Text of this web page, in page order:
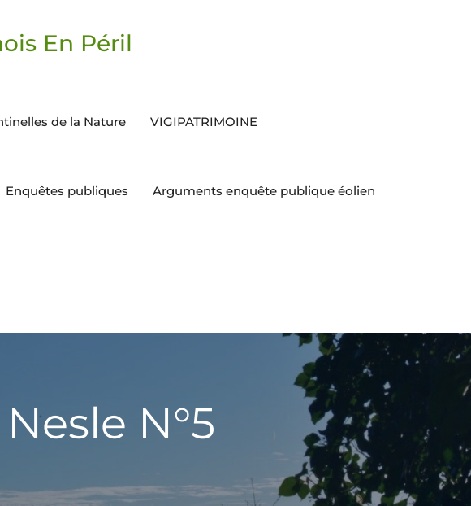
En Péril
de la Nature VIGIPATRIMOINE
Enquêtes publiques Arguments enquête publique éolien
N°5